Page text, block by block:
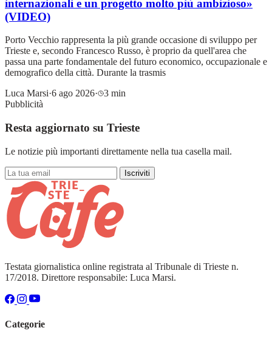
internazionali e un progetto molto più ambizioso»
(VIDEO)
Porto Vecchio rappresenta la più grande occasione di sviluppo per
Trieste e, secondo Francesco Russo, è proprio da quell'area che
passa una parte fondamentale del futuro economico, occupazionale e
demografico della città. Durante la trasmis
Luca Marsi·6 ago 2026·
3 min
Pubblicità
Resta aggiornato su Trieste
Le notizie più importanti direttamente nella tua casella mail.
Iscriviti
Testata giornalistica online registrata al Tribunale di Trieste n.
17/2018. Direttore responsabile: Luca Marsi.
Categorie